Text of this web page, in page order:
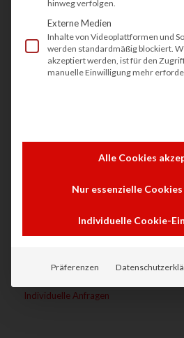
Drucker, Kopierer, Plotter, Toner &
Unsere Lösungen
Druckersicherheit in Unternehmen
Individuelle Anfragen
hinweg verfolgen.
Externe Medien
Inhalte von Videoplattformen und
werden standardmäßig blockiert.
akzeptiert werden, ist für den
manuelle Einwilligung mehr
Alle Cookies
Nur essenzielle
Individuelle Cookie-
Präferenzen